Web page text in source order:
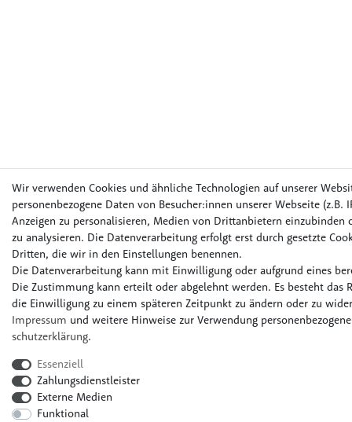
Wir verwenden Cookies und ähnliche Technologien auf unserer
personenbezogene Daten von Besucher:innen unserer Webseite (z.B.
Anzeigen zu personalisieren, Medien von Drittanbietern einzubinden
zu analysieren. Die Datenverarbeitung erfolgt erst durch gesetzte
Dritten, die wir in den Einstellungen benennen.
Die Datenverarbeitung kann mit Einwilligung oder aufgrund eines
Die Zustimmung kann erteilt oder abgelehnt werden. Es besteht das
die Einwilligung zu einem späteren Zeitpunkt zu ändern oder zu
Impressum und weitere Hinweise zur Verwendung
schutz­erklärung.
Essenziell
Zahlungsdienstleister
Externe Medien
Funktional